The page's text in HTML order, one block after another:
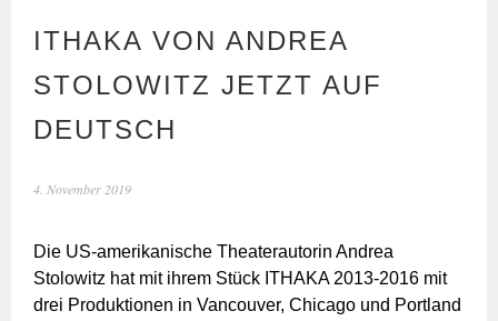
ITHAKA VON ANDREA
STOLOWITZ JETZT AUF
DEUTSCH
4. November 2019
Die US-amerikanische Theaterautorin Andrea
Stolowitz hat mit ihrem Stück ITHAKA 2013-2016 mit
drei Produktionen in Vancouver, Chicago und Portland